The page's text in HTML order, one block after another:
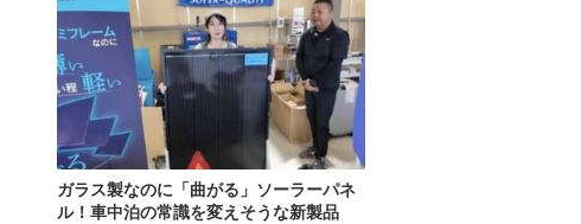
ガラス製なのに「曲がる」ソーラーパネ
ル！車中泊の常識を変えそうな新製品